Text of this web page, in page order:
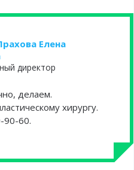
Елена
директор
делаем.
хирургу.
90-60.